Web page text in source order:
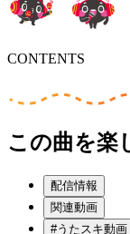
CONTENTS
この曲を楽
配信情報
関連動画
#うたスキ動画